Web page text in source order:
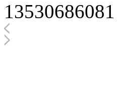
13530686081